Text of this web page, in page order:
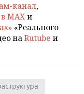
канал,
MAXи
«Реального
наRutube и